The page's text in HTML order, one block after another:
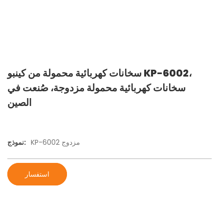
سخانات كهربائية محمولة من كينبو KP-6002،
سخانات كهربائية محمولة مزدوجة، صُنعت في
الصين
نموذج: KP-6002 مزدوج
استفسار